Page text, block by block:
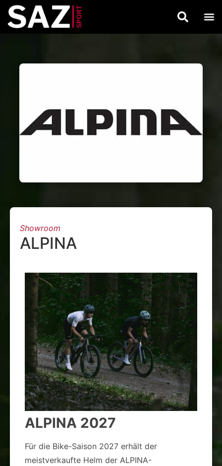
Showroom
ALPINA
ALPINA 2027
Für die Bike-Saison 2027 erhält der
meistverkaufte Helm der ALPINA-